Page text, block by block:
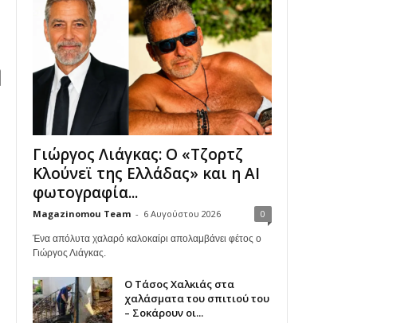
Γιώργος Λιάγκας: Ο «Τζορτζ
Κλούνεϊ της Ελλάδας» και η AI
φωτογραφία...
Magazinomou Team - 6 Αυγούστου 2026 0
Ένα απόλυτα χαλαρό καλοκαίρι απολαμβάνει φέτος ο
Γιώργος Λιάγκας.
Ο Τάσος Χαλκιάς στα
χαλάσματα του σπιτιού του
– Σοκάρουν οι...